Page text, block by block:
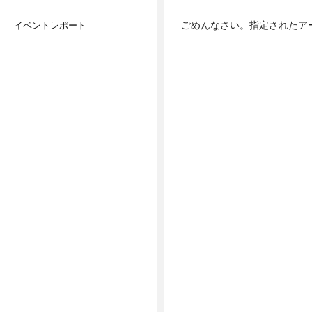
イベントレポート ごめんなさい。指定されたア